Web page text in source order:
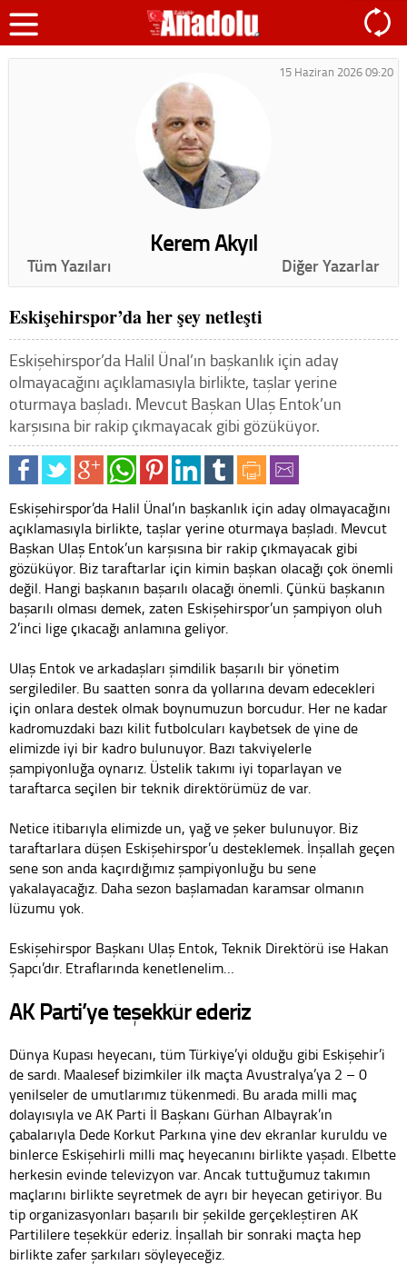
15 Haziran 2026 09:20
Kerem Akyıl
Tüm Yazıları Diğer Yazarlar
Eskişehirspor’da her şey netleşti
Eskişehirspor’da Halil Ünal’ın başkanlık için aday
olmayacağını açıklamasıyla birlikte, taşlar yerine
oturmaya başladı. Mevcut Başkan Ulaş Entok’un
karşısına bir rakip çıkmayacak gibi gözüküyor.
Eskişehirspor’da Halil Ünal’ın başkanlık için aday olmayacağını
açıklamasıyla birlikte, taşlar yerine oturmaya başladı. Mevcut
Başkan Ulaş Entok’un karşısına bir rakip çıkmayacak gibi
gözüküyor. Biz taraftarlar için kimin başkan olacağı çok önemli
değil. Hangi başkanın başarılı olacağı önemli. Çünkü başkanın
başarılı olması demek, zaten Eskişehirspor’un şampiyon oluh
2’inci lige çıkacağı anlamına geliyor.
Ulaş Entok ve arkadaşları şimdilik başarılı bir yönetim
sergilediler. Bu saatten sonra da yollarına devam edecekleri
için onlara destek olmak boynumuzun borcudur. Her ne kadar
kadromuzdaki bazı kilit futbolcuları kaybetsek de yine de
elimizde iyi bir kadro bulunuyor. Bazı takviyelerle
şampiyonluğa oynarız. Üstelik takımı iyi toparlayan ve
taraftarca seçilen bir teknik direktörümüz de var.
Netice itibarıyla elimizde un, yağ ve şeker bulunuyor. Biz
taraftarlara düşen Eskişehirspor’u desteklemek. İnşallah geçen
sene son anda kaçırdığımız şampiyonluğu bu sene
yakalayacağız. Daha sezon başlamadan karamsar olmanın
lüzumu yok.
Eskişehirspor Başkanı Ulaş Entok, Teknik Direktörü ise Hakan
Şapcı’dır. Etraflarında kenetlenelim…
AK Parti’ye teşekkür ederiz
Dünya Kupası heyecanı, tüm Türkiye’yi olduğu gibi Eskişehir’i
de sardı. Maalesef bizimkiler ilk maçta Avustralya’ya 2 – 0
yenilseler de umutlarımız tükenmedi. Bu arada milli maç
dolayısıyla ve AK Parti İl Başkanı Gürhan Albayrak’ın
çabalarıyla Dede Korkut Parkına yine dev ekranlar kuruldu ve
binlerce Eskişehirli milli maç heyecanını birlikte yaşadı. Elbette
herkesin evinde televizyon var. Ancak tuttuğumuz takımın
maçlarını birlikte seyretmek de ayrı bir heyecan getiriyor. Bu
tip organizasyonları başarılı bir şekilde gerçekleştiren AK
Partililere teşekkür ederiz. İnşallah bir sonraki maçta hep
birlikte zafer şarkıları söyleyeceğiz.